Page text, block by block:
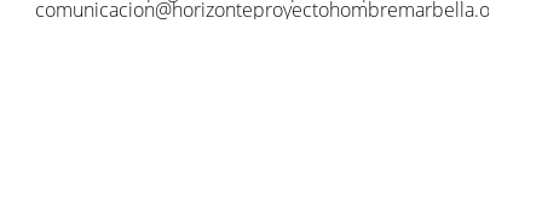
comunicacion@horizonteproyectohombremarbella.org